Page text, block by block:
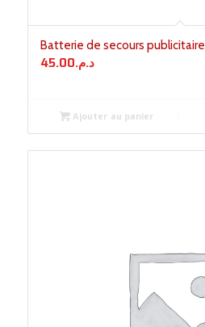
Batterie de secours publicitaire
د.م.45.00
Ajouter au panier